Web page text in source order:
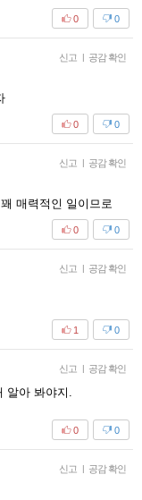
0
0
신고 | 공감 확인
0
0
신고 | 공감 확인
매력적인 일이므로
0
0
신고 | 공감 확인
0
1
신고 | 공감 확인
알아 봐야지.
0
0
신고 | 공감 확인